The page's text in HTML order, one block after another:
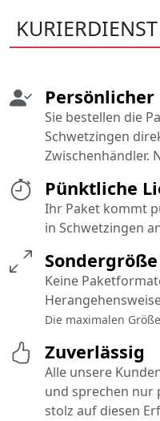
Pünktliche
Ihr Paket kommt
in Schwetzingen
Sie bestellen die
Schwetzingen
Zwischenhändler.
Sondergröße
Keine
Die maximalen
Zuverlässig
Alle unsere
und sprechen nur
stolz auf diesen